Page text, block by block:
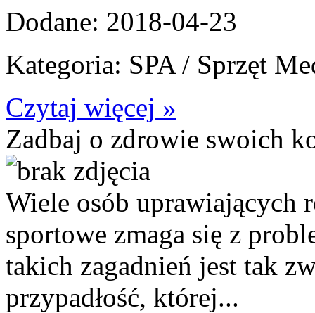
Dodane: 2018-04-23
Kategoria: SPA / Sprzęt
Czytaj więcej »
Zadbaj o zdrowie swoich
Wiele osób uprawiających
sportowe zmaga się z
takich zagadnień jest tak
przypadłość, której...